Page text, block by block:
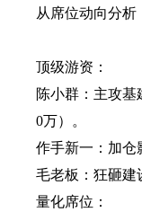
从席位动向分析
​顶级游资​：
陈小群​：主攻基
0万）。
作手新一​：加仓
毛老板​：狂砸建
​量化席位​：